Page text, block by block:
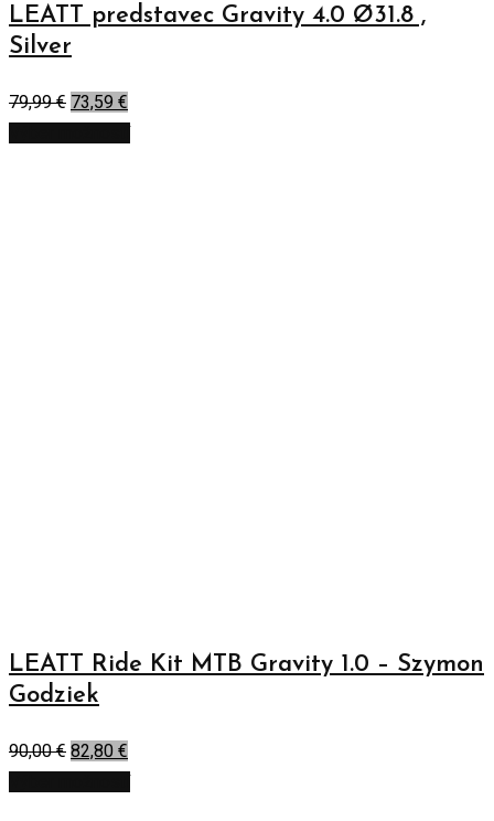
LEATT predstavec Gravity 4.0 Ø31.8 ,
Silver
79,99€ 73,59 €
LEATT Ride Kit MTB Gravity 1.0 – Szymon
Godziek
90,00€ 82,80 €